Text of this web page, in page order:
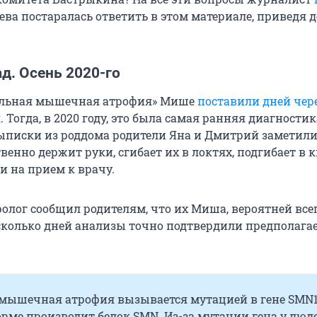
постаралась ответить в этом материале, приведя
Осень 2020-го
мышечная атрофия» Мишепоставили дней
. Тогда, в 2020 году, это была самая ранняя
из роддома родители Яна и Дмитрий
держит руки, сгибает их в локтях, подгибает в
на прием к врачу.
сообщил родителям, что их Миша, вероятней
дней анализы точно подтвердили
атрофия вызывается мутацией в гене